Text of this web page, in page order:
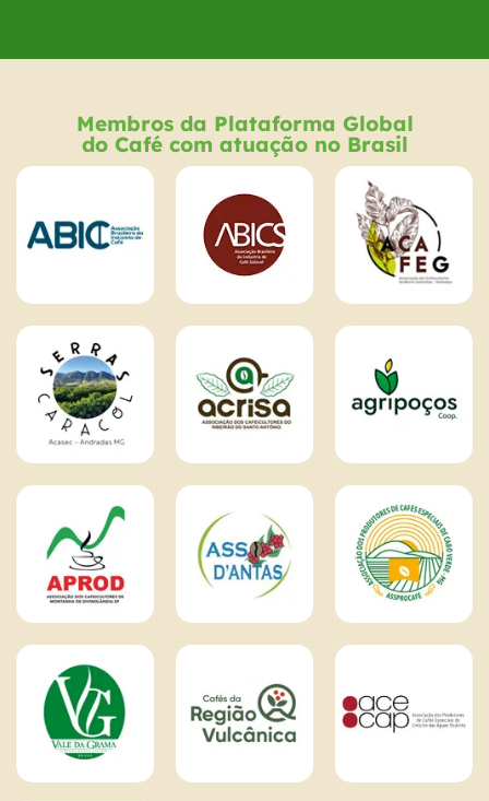
Membros da Plataforma Global
do Café com atuação no Brasil